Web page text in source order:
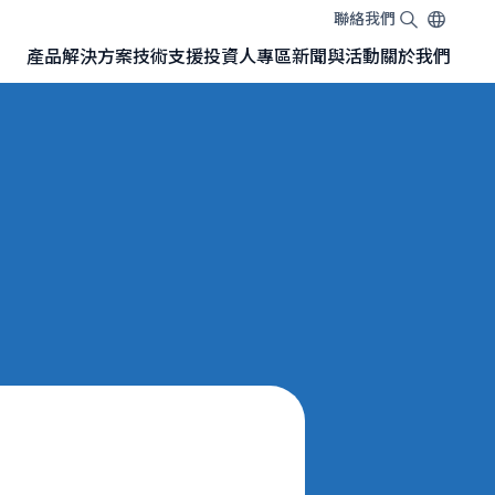
聯絡我們
ENTWJA
產品解決方案技術支援投資人專區新聞與活動關於我們